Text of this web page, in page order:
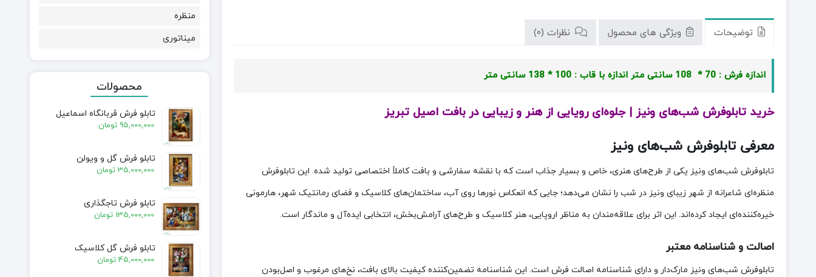
توضیحات ویژگی های محصول نظرات (0)
اندازه فرش : 70 * 108 سانتی متر اندازه با قاب : 100 * 138 سانتی متر
خرید تابلوفرش شب‌های ونیز | جلوه‌ای رویایی از هنر و زیبایی در بافت اصیل تبریز
معرفی تابلوفرش شب‌های ونیز
تابلوفرش شب‌های ونیز یکی از طرح‌های هنری، خاص و بسیار جذاب است که با نقشه سفارشی و بافت کاملاً اختصاصی تولید شده. این تابلوفرش
منظره‌ای شاعرانه از شهر زیبای ونیز در شب را نشان می‌دهد؛ جایی که انعکاس نورها روی آب، ساختمان‌های کلاسیک و فضای رمانتیک شهر، هارمونی
خیره‌کننده‌ای ایجاد کرده‌اند. این اثر برای علاقه‌مندان به مناظر اروپایی، هنر کلاسیک و طرح‌های آرامش‌بخش، انتخابی ایده‌آل و ماندگار است.
اصالت و شناسنامه معتبر
تابلوفرش شب‌های ونیز مارک‌دار و دارای شناسنامه اصالت فرش است. این شناسنامه تضمین‌کننده کیفیت بالای بافت، نخ‌های مرغوب و اصل‌بودن
منظره
میناتوری
محصولات
تابلو فرش قربانگاه اسماعیل
95,000,000 تومان
تابلو فرش گل و ویولن
35,000,000 تومان
تابلو فرش تاجگذاری
135,000,000 تومان
تابلو فرش گل کلاسیک
45,000,000 تومان